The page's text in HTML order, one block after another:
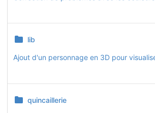
lib
quincaillerie